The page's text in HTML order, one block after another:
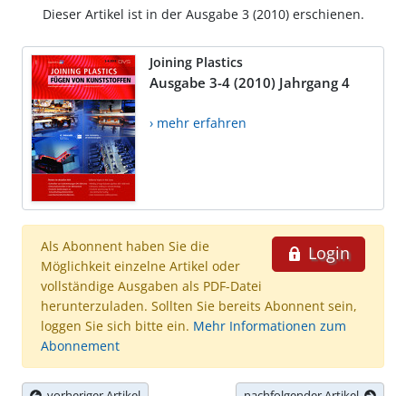
Dieser Artikel ist in der Ausgabe 3 (2010) erschienen.
Joining Plastics
Ausgabe 3-4 (2010) Jahrgang 4
› mehr erfahren
Login
Als Abonnent haben Sie die
Möglichkeit einzelne Artikel oder
vollständige Ausgaben als PDF-Datei
herunterzuladen. Sollten Sie bereits Abonnent sein,
loggen Sie sich bitte ein. Mehr Informationen zum
Abonnement